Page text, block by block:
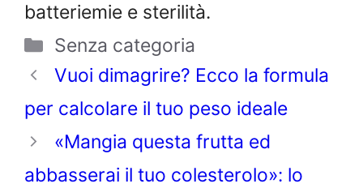
batteriemie e sterilità.
Categorie
Senza categoria
Vuoi dimagrire? Ecco la formula
per calcolare il tuo peso ideale
«Mangia questa frutta ed
abbasserai il tuo colesterolo»: lo